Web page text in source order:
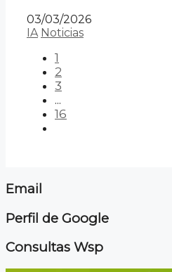
03/03/2026
IA Noticias
1
2
3
...
16
Email
Perfil de Google
Consultas Wsp